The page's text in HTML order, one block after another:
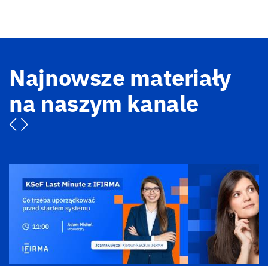
Najnowsze materiały
na naszym kanale